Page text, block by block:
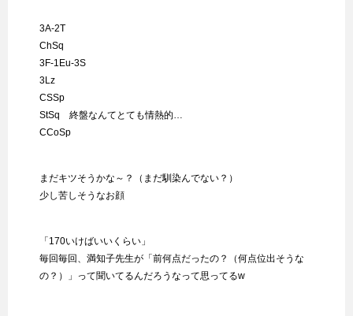
3A-2T
ChSq
3F-1Eu-3S
3Lz
CSSp
StSq 終盤なんてとても情熱的…
CCoSp
まだキツそうかな～？（まだ馴染んでない？）
少し苦しそうなお顔
「170いけばいいくらい」
毎回毎回、満知子先生が「前何点だったの？（何点位出そうな
の？）」って聞いてるんだろうなって思ってるw